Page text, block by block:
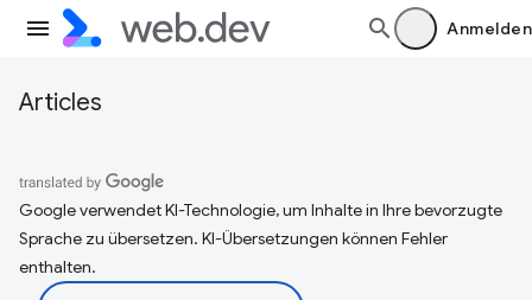
Anmelden
Articles
Google verwendet KI-Technologie, um Inhalte in Ihre bevorzugte
Sprache zu übersetzen. KI-Übersetzungen können Fehler
enthalten.